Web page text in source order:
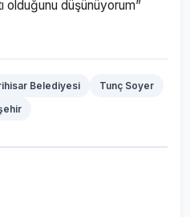
olduğunu düşünüyorum”
Belediyesi
Tunç Soyer